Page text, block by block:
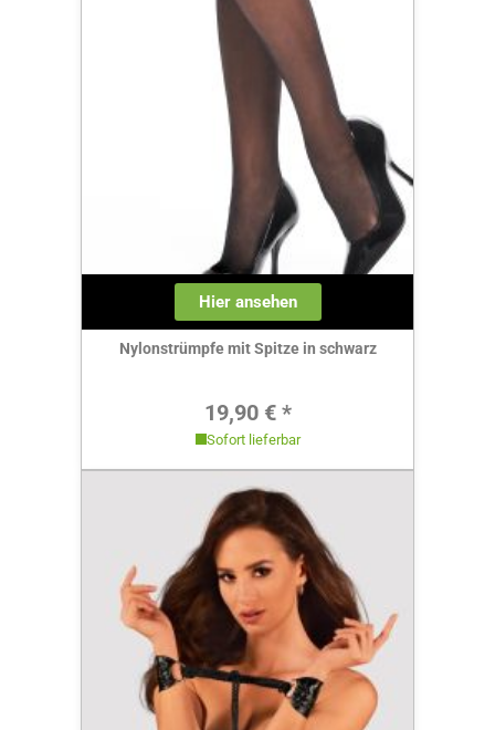
Hier ansehen
Nylonstrümpfe mit Spitze in schwarz
Regulärer Preis:
19,90 € *
Sofort lieferbar